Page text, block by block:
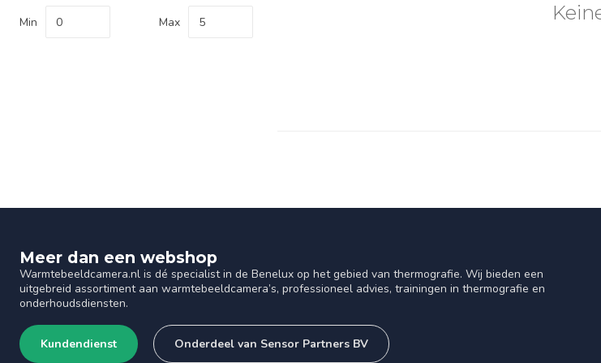
Min Max
Meer dan een webshop
Warmtebeeldcamera.nl is dé specialist in de Benelux op het gebied van thermografie. Wij bieden een
uitgebreid assortiment aan warmtebeeldcamera’s, professioneel advies, trainingen in thermografie en
onderhoudsdiensten.
Kundendienst Onderdeel van Sensor Partners BV